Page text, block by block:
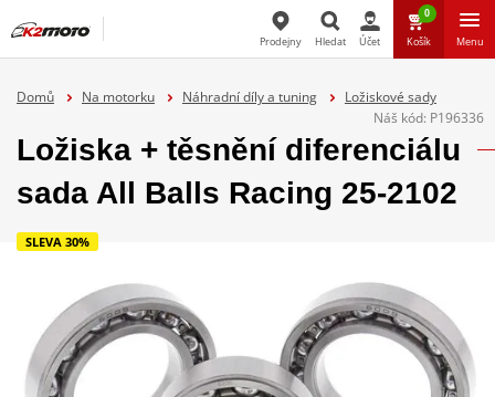
Hledat
Prodejny Hledat Účet
0
Košík Menu
Domů Na motorku Náhradní díly a tuning
Ložiskové sady
Náš kód: P196336
Ložiska + těsnění diferenciálu
sada All Balls Racing 25-2102
SLEVA 30%